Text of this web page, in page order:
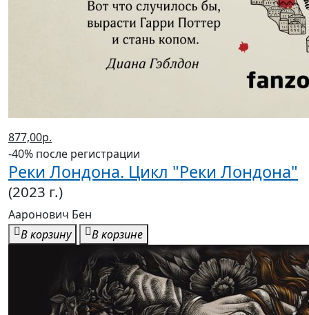
877,00р.
-40% после регистрации
Реки Лондона. Цикл "Реки Лондона"
(2023 г.)
Ааронович Бен
В корзину
В корзине